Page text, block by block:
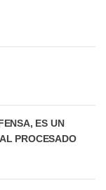
ES UN
PROCESADO